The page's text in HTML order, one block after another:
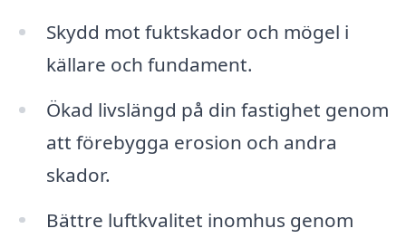
Skydd mot fuktskador och mögel i
källare och fundament.
Ökad livslängd på din fastighet genom
att förebygga erosion och andra
skador.
Bättre luftkvalitet inomhus genom